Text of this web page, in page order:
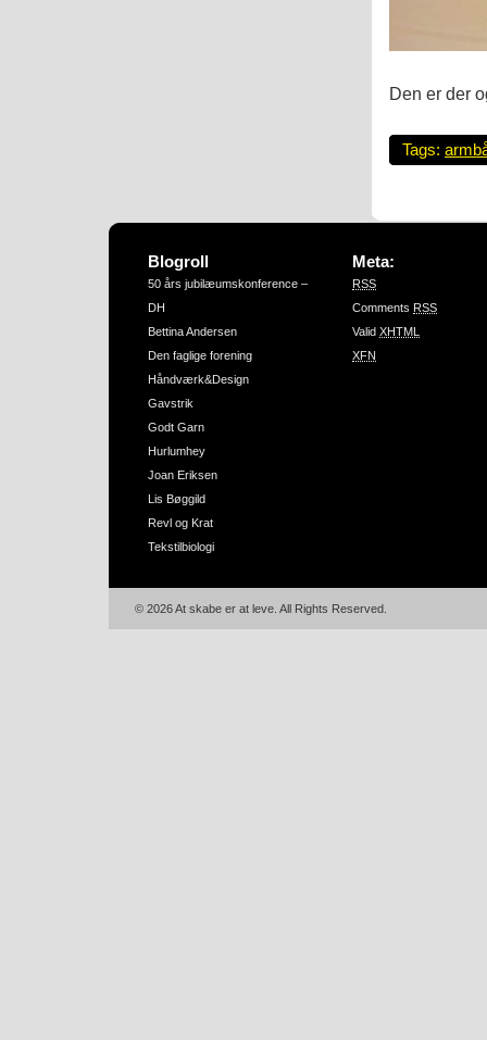
Den er der
Tags:
Blogroll
50 års jubilæumskonference –
DH
Bettina Andersen
Den faglige forening
Håndværk&Design
Gavstrik
Godt Garn
Hurlumhey
Joan Eriksen
Lis Bøggild
Revl og Krat
Tekstilbiologi
Meta:
RSS
Comments RSS
Valid XHTML
XFN
© 2026 At skabe er at leve. All Rights Reserved.